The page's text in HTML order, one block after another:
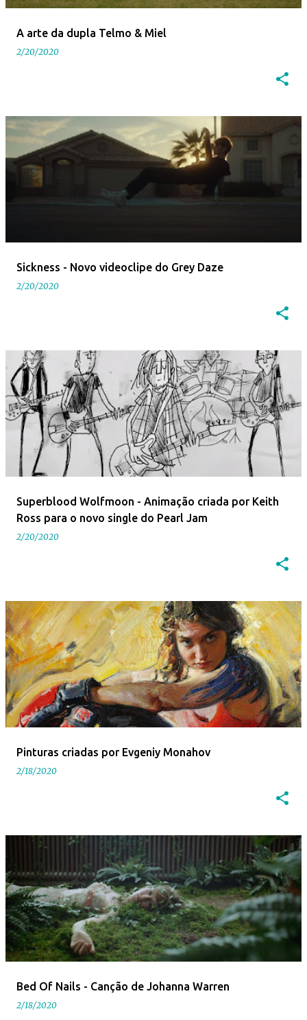
A arte da dupla Telmo & Miel
2/20/2020
Sickness - Novo videoclipe do Grey Daze
2/20/2020
Superblood Wolfmoon - Animação criada por Keith
Ross para o novo single do Pearl Jam
2/20/2020
Pinturas criadas por Evgeniy Monahov
2/18/2020
Bed Of Nails - Canção de Johanna Warren
2/18/2020